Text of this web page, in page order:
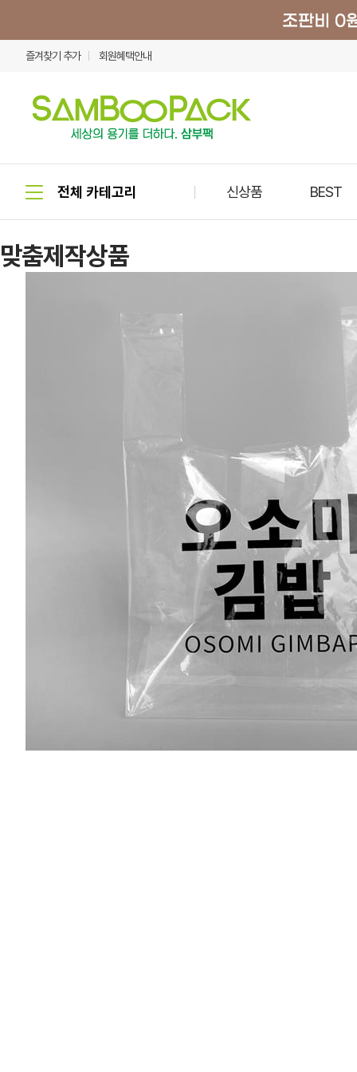
즐겨찾기 추가 회원혜택안내
신상품 BEST
맞춤제작상품